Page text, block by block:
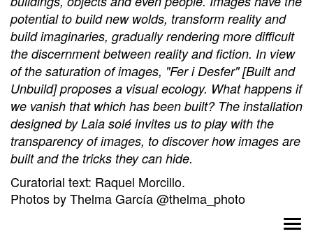
potential to build new wolds, transform reality and
build imaginaries, gradually rendering more difficult
the discernment between reality and fiction. In view
of the saturation of images, "Fer i Desfer" [Built and
Unbuild] proposes a visual ecology. What happens if
we vanish that which has been built? The installation
designed by Laia solé invites us to play with the
transparency of images, to discover how images are
built and the tricks they can hide.
Curatorial text: Raquel Morcillo.
Photos by Thelma García @thelma_photo